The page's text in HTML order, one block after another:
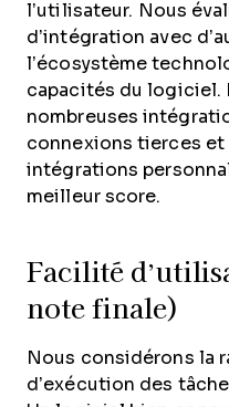
l’utilisateur. Nous
d’intégration avec
l’écosystème
capacités du logiciel.
nombreuses
connexions tierces et
intégrations
meilleur score.
Facilité
note finale)
Nous considérons la
d’exécution des